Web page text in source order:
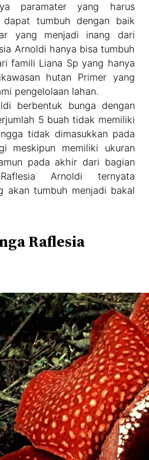
paramater yang harus
tumbuh dengan baik
yang menjadi inang dari
Arnoldi hanya bisa tumbuh
famili Liana Sp yang hanya
hutan Primer yang
pengelolaan lahan.
berbentuk bunga dengan
5 buah tidak memiliki
tidak dimasukkan pada
meskipun memiliki ukuran
pada akhir dari bagian
Arnoldi ternyata
akan tumbuh menjadi bakal
Raflesia